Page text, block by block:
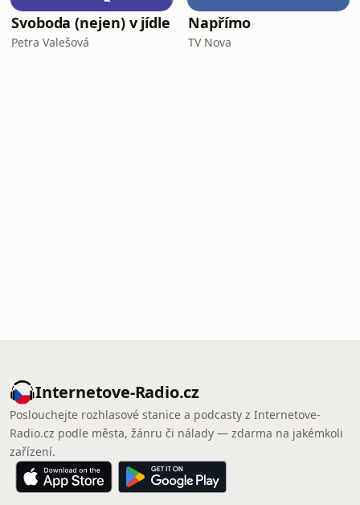
Svoboda (nejen) v jídle
Petra Valešová
Napřímo
TV Nova
Internetove-Radio.cz
Poslouchejte rozhlasové stanice a podcasty z Internetove-
Radio.cz podle města, žánru či nálady — zdarma na jakémkoli
zařízení.